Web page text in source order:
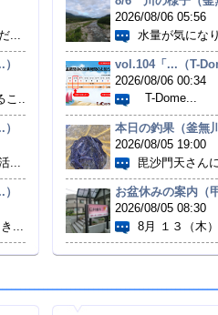
...
こ...
...
...
2026/08/06 05:56
水量が気にな
vol.104「...（T-
2026/08/06 00:34
T-Dome...
本日の釣果（釜無
2026/08/05 19:00
毘沙門天さん
お盆休みの案内（
2026/08/05 08:30
8月 １３（木